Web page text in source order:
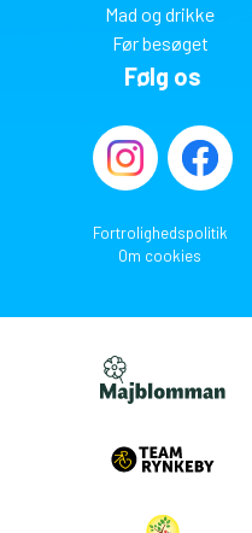
Mad og drikke
Før besøget
Følg os
Fortrolighedspolitik
Om cookies